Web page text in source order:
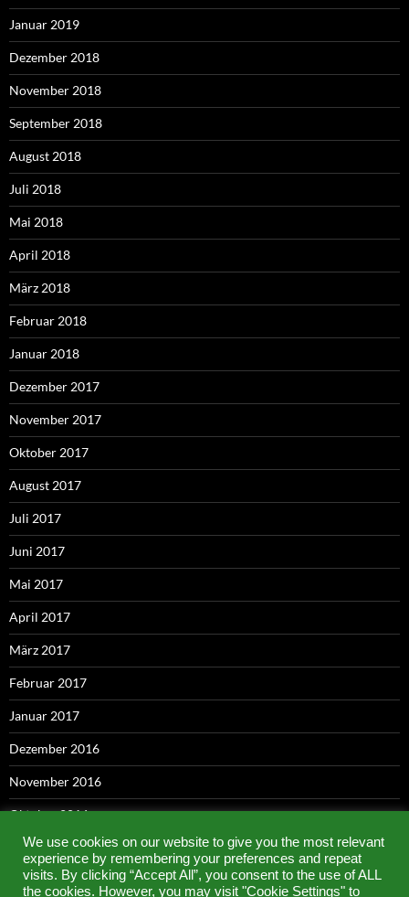
Januar 2019
Dezember 2018
November 2018
September 2018
August 2018
Juli 2018
Mai 2018
April 2018
März 2018
Februar 2018
Januar 2018
Dezember 2017
November 2017
Oktober 2017
August 2017
Juli 2017
Juni 2017
Mai 2017
April 2017
März 2017
Februar 2017
Januar 2017
Dezember 2016
November 2016
Oktober 2016
September 2016
Mai 2016
We use cookies on our website to give you the most relevant
experience by remembering your preferences and repeat
visits. By clicking “Accept All”, you consent to the use of ALL
the cookies. However, you may visit "Cookie Settings" to